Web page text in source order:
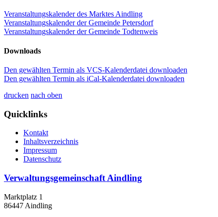
Veranstaltungskalender des Marktes Aindling
Veranstaltungskalender der Gemeinde Petersdorf
Veranstaltungskalender der Gemeinde Todtenweis
Downloads
Den gewählten Termin als VCS-Kalenderdatei downloaden
Den gewählten Termin als iCal-Kalenderdatei downloaden
drucken nach oben
Quicklinks
Kontakt
Inhaltsverzeichnis
Impressum
Datenschutz
Verwaltungsgemeinschaft Aindling
Marktplatz 1
86447 Aindling